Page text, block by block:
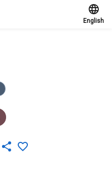
English